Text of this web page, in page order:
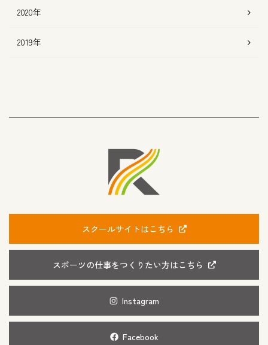
2020年
2019年
スクールサイトはこちら
スポーツの仕事をつくりたい方はこちら
Instagram
Facebook